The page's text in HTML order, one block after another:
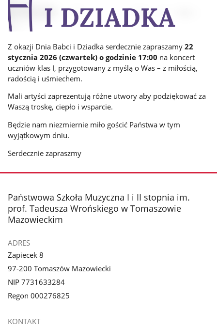
Z okazji Dnia Babci i Dziadka serdecznie zapraszamy22
stycznia 2026 (czwartek) o godzinie 17:00 na koncert
uczniów klas I, przygotowany z myślą o Was – z miłością,
radością i uśmiechem.
Mali artyści zaprezentują różne utwory aby podziękować za
Waszą troskę, ciepło i wsparcie.
Będzie nam niezmiernie miło gościć Państwa w tym
wyjątkowym dniu.
Serdecznie zapraszmy
stopka
Państwowa Szkoła Muzyczna I i II stopnia im.
prof. Tadeusza Wrońskiego w Tomaszowie
Mazowieckim
ADRES
Zapiecek 8
97-200 Tomaszów Mazowiecki
NIP 7731633284
Regon 000276825
KONTAKT